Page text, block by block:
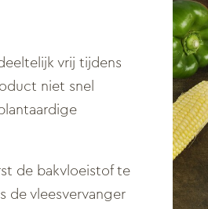
vrij tijdens
niet snel
de bakvloeistof te
de vleesvervanger